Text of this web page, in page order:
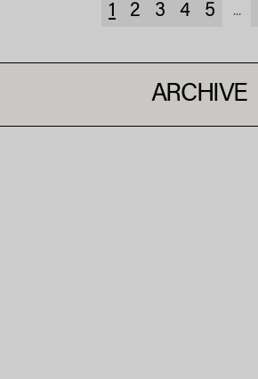
1 2 3 4 5 ...
ARCHIVE